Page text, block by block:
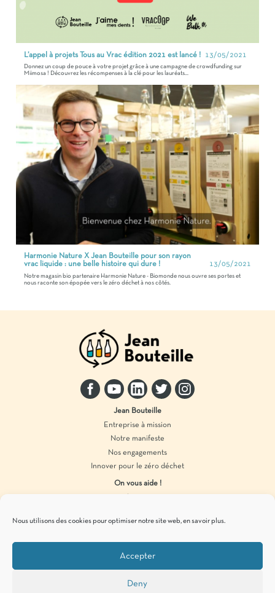
Nous utilisons des cookies pour optimiser notre site web, en savoir plus.
Accepter
Deny
L’appel à projets Tous au Vrac édition 2021 est lancé ! 13/05/2021
Donnez un coup de pouce à votre projet grâce à une campagne de crowdfunding sur
Miimosa ! Découvrez les récompenses à la clé pour les lauréats...
Harmonie Nature X Jean Bouteille pour son rayon
vrac liquide : une belle histoire qui dure !
13/05/2021
Notre magasin bio partenaire Harmonie Nature - Biomonde nous ouvre ses portes et
nous raconte son épopée vers le zéro déchet à nos côtés.
Jean Bouteille
Entreprise à mission
Notre manifeste
Nos engagements
Innover pour le zéro déchet
On vous aide !
Produits en vrac
Pour vous tenir informés de
zéro déchet, c’est par ici !